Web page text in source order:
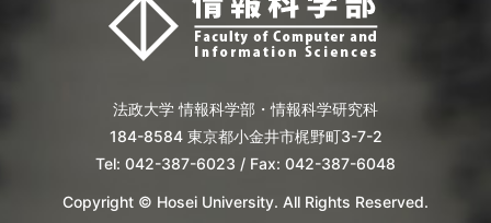
法政大学 情報科学部・情報科学研究科
184-8584 東京都小金井市梶野町3-7-2
Tel: 042-387-6023 / Fax: 042-387-6048
Copyright © Hosei University. All Rights Reserved.